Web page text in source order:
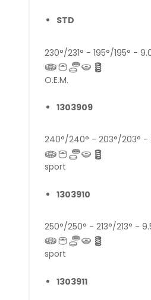
STD
230°/231° - 195°/195°
O.E.M.
1303909
240°/240° - 203°/203°
sport
1303910
250°/250° - 213°/213° -
sport
1303911